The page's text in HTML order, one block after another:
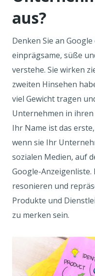
aus?
Denken Sie an
einprägsame, süße
verstehe. Sie wirken
zweiten Hinsehen
viel Gewicht tragen
Unternehmen in
Ihr Name ist das
wenn sie Ihr
sozialen Medien, auf
Google-
resonieren und
Produkte und
zu merken sein.